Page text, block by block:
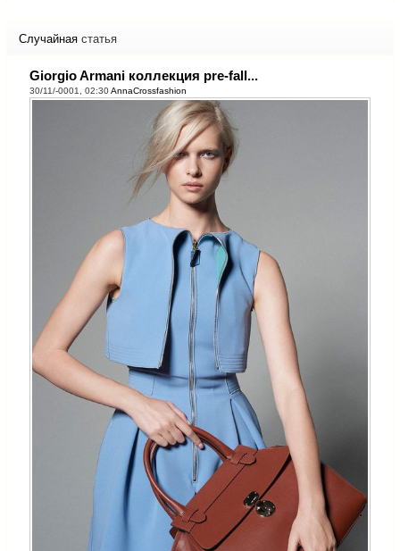
Случайная статья
Giorgio Armani коллекция pre-fall...
30/11/-0001, 02:30AnnaCrossfashion